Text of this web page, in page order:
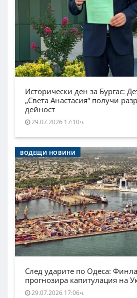
Исторически ден за Бургас:
„Света Анастасия“ получи
дейност
29.07.2026 17:10ч.
ВОДЕЩИ НОВИНИ
След ударите по Одеса:
прогнозира капитулация на
29.07.2026 17:06ч.